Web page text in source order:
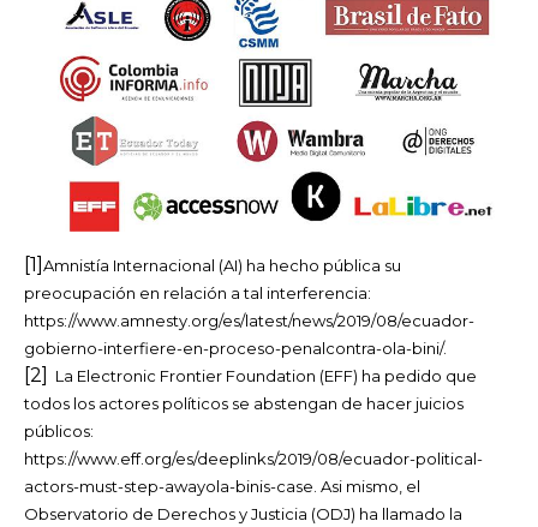
[1]Amnistía Internacional (AI) ha hecho pública su
preocupación en relación a tal interferencia:
https://www.amnesty.org/es/latest/news/2019/08/ecuador-
gobierno-interfiere-en-proceso-penalcontra-ola-bini/.
[2]
La Electronic Frontier Foundation (EFF) ha pedido que
todos los actores políticos se abstengan de hacer juicios
públicos:
https://www.eff.org/es/deeplinks/2019/08/ecuador-political-
actors-must-step-awayola-binis-case. Asi mismo, el
Observatorio de Derechos y Justicia (ODJ) ha llamado la